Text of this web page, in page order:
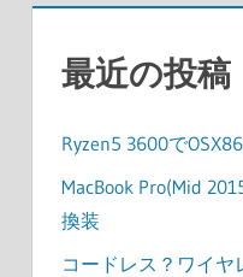
最近の投稿
Ryzen5 3600で
MacBook Pro(Mid
換装
コードレス？ワイヤ